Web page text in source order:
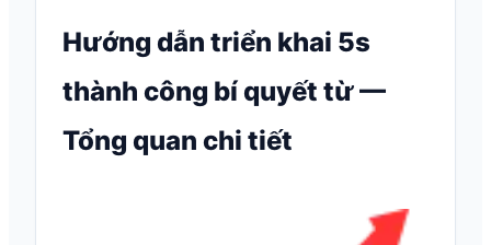
Hướng dẫn triển khai 5s
thành công bí quyết từ —
Tổng quan chi tiết